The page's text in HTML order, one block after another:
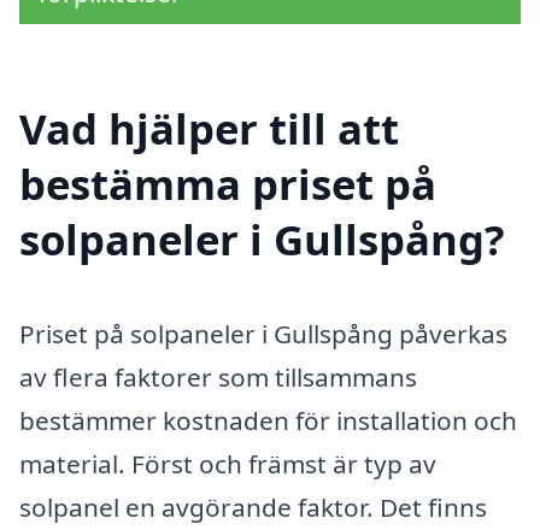
Vad hjälper till att
bestämma priset på
solpaneler i Gullspång?
Priset på solpaneler i Gullspång påverkas
av flera faktorer som tillsammans
bestämmer kostnaden för installation och
material. Först och främst är typ av
solpanel en avgörande faktor. Det finns